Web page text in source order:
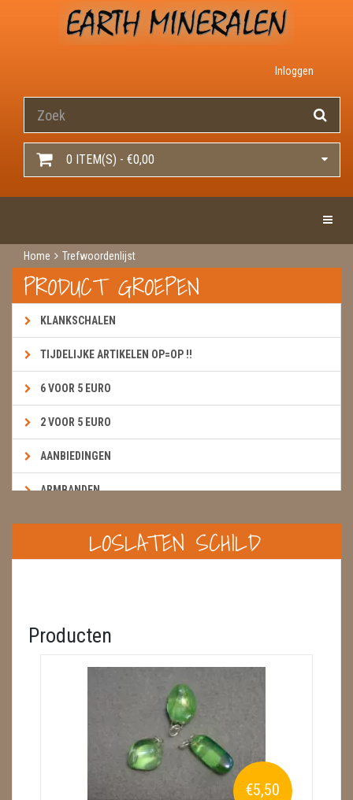
Inloggen
0 ITEM(S) - €0,00
Home Trefwoordenlijst
PRODUCT GROEPEN
KLANKSCHALEN
TIJDELIJKE ARTIKELEN OP=OP !!
6 VOOR 5 EURO
2 VOOR 5 EURO
AANBIEDINGEN
ARMBANDEN
BOEKEN & KAARTEN E.A.R.T.H.
BOLLEN
CADEAUBONNEN
LOSLATEN SCHILD
Producten
€5,50